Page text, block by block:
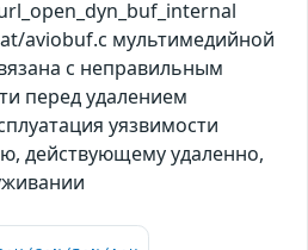
aviobuf.c мультимедийной
с неправильным
перед удалением
уязвимости
действующему удаленно,